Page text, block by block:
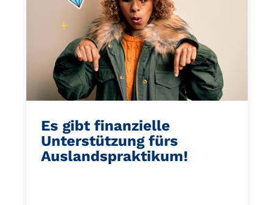
Es gibt finanzielle
Unterstützung fürs
Auslandspraktikum!